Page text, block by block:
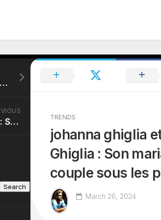
TRENDS
johanna ghiglia
Ghiglia : Son
couple sous les
March 26, 2024
jean-claude narcy compagne : Jean-Claude Narcy partage-t-il sa vie ? Un regard sur sa situation amoureuse
copain stephane bern : Stéphane Bern et son compagnon : zoom sur leur vie privée
Search